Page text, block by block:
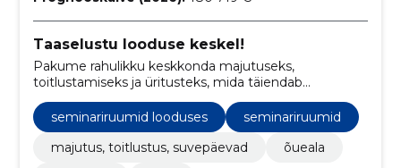
Taaselustu looduse keskel!
Pakume rahulikku keskkonda majutuseks,
toitlustamiseks ja üritusteks, mida täiendab
seminariruumid looduses
seminariruumid
majutus, toitlustus, suvepäevad
õueala